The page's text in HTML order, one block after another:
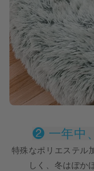
❷ 一年中
特殊なポリエステル
しく、冬はぽか